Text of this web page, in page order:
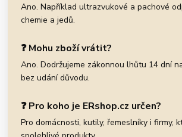
Ano. Například ultrazvukové a pachové
chemie a jedů.
❓ Mohu zboží vrátit?
Ano. Dodržujeme zákonnou lhůtu 14 dní
bez udání důvodu.
❓ Pro koho je ERshop.cz určen?
Pro domácnosti, kutily, řemeslníky i firmy,